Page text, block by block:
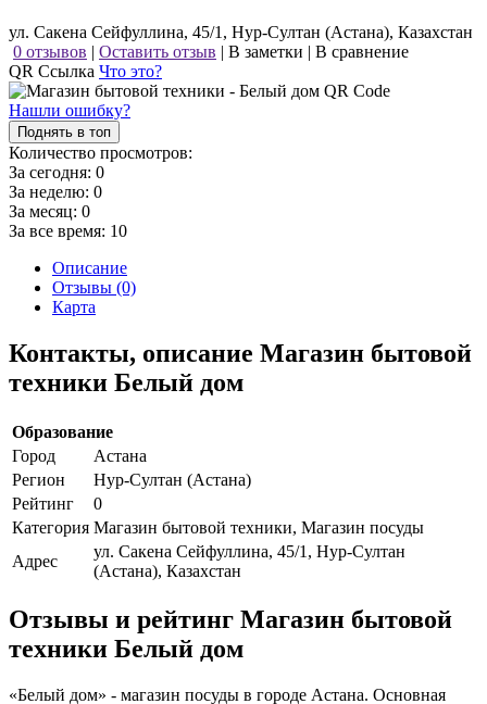
ул. Сакена Сейфуллина, 45/1, Нур-Султан (Астана), Казахстан
0 отзывов | Оставить отзыв | В заметки | В сравнение
QR Ссылка Что это?
Нашли ошибку?
Поднять в топ
Количество просмотров:
За сегодня: 0
За неделю: 0
За месяц: 0
За все время: 10
Описание
Отзывы (0)
Карта
Контакты, описание Магазин бытовой
техники Белый дом
Образование
Город
Астана
Регион
Нур-Султан (Астана)
Рейтинг
0
Категория Магазин бытовой техники, Магазин посуды
Адрес
ул. Сакена Сейфуллина, 45/1, Нур-Султан
(Астана), Казахстан
Отзывы и рейтинг Магазин бытовой
техники Белый дом
«Белый дом» - магазин посуды в городе Астана. Основная